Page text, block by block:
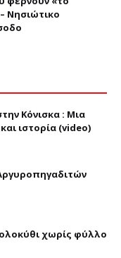
Νησιώτικο
Κόνισκα : Μια
ιστορία (video)
χωρίς φύλλο